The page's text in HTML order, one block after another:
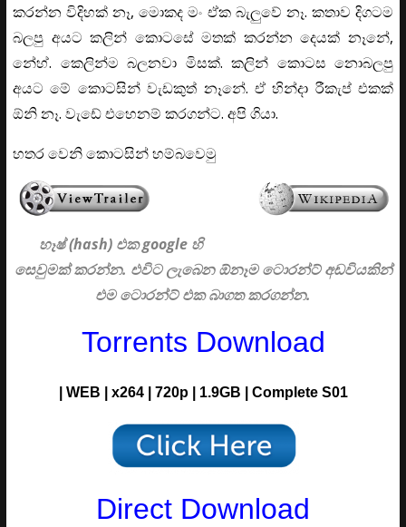
කරන්න විදිහක් නෑ, මොකද මං ඒක බැලුවේ නෑ. කතාව දිගටම
බලපු අයට කලින් කොටසේ මතක් කරන්න දෙයක් නෑනේ,
නේහ්. කෙලින්ම බලනවා මිසක්. කලින් කොටස නොබලපු
අයට මේ කොටසින් වැඩකුත් නෑනේ. ඒ හින්දා රීකැප් එකක්
ඕනි නෑ. වැඩේ එහෙනම් කරගන්ට. අපි ගියා.
හතර වෙනි කොටසින් හම්බවෙමු
හෑෂ් (hash) එක google හි
සෙවුමක් කරන්න. එවිට ලැබෙන ඕනෑම ටොරන්ට් අඩවියකින්
එම ටොරන්ට් එක බාගත කරගන්න.
Torrents Download
| WEB | x264 | 720p | 1.9GB | Complete S01
Direct Download